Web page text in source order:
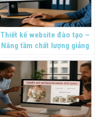
Thiết kế website đào tạo –
Nâng tầm chất lượng giảng